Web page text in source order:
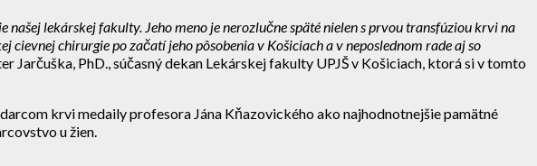
lekárskej fakulty. Jeho meno je nerozlučne späté nielen s prvou transfúziou krvi na
chirurgie po začatí jeho pôsobenia v Košiciach a v neposlednom rade aj so
Jarčuška, PhD., súčasný dekan Lekárskej fakulty UPJŠ v Košiciach, ktorá si v tomto
krvi medaily profesora Jána Kňazovického ako najhodnotnejšie pamätné
u žien.